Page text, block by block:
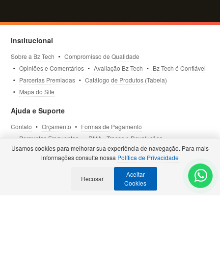
Institucional
Sobre a Bz Tech
Compromisso de Qualidade
Opiniões e Comentários
Avaliação Bz Tech
Bz Tech é Confiável
Parcerias Premiadas
Catálogo de Produtos (Tabela)
Mapa do Site
Ajuda e Suporte
Contato Orçamento
Formas de Pagamento
Perguntas Frequentes
RMA - Trocas e Devoluções
Política de Privacidade
Termos de Uso Site Seguro
Selos e Certificações- Veja todas as Parcerias Premiadas
Usamos cookies para melhorar sua experiência de navegação. Para mais
informações consulte nossa Política de Privacidade
Recusar
Aceitar
Cookies